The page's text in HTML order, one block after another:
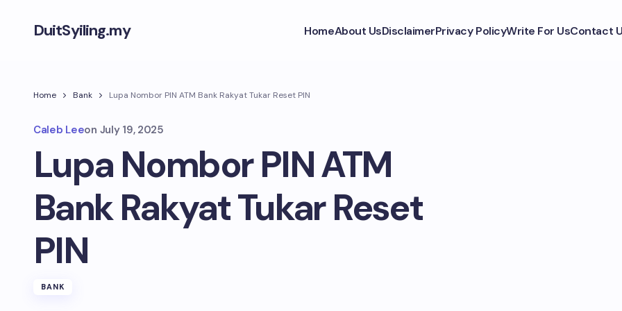
DuitSyiling.my HomeAbout UsDisclaimerPrivacy PolicyWrite For UsContact
Home Bank Lupa Nombor PIN ATM Bank Rakyat Tukar Reset PIN
Caleb Leeon July 19, 2025
Lupa Nombor PIN ATM
Bank Rakyat Tukar Reset
PIN
BANK